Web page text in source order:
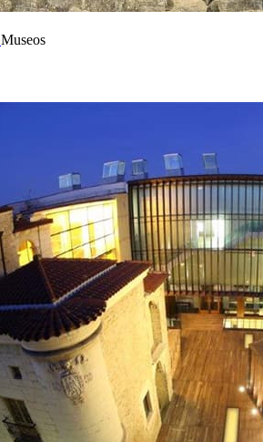
Museos